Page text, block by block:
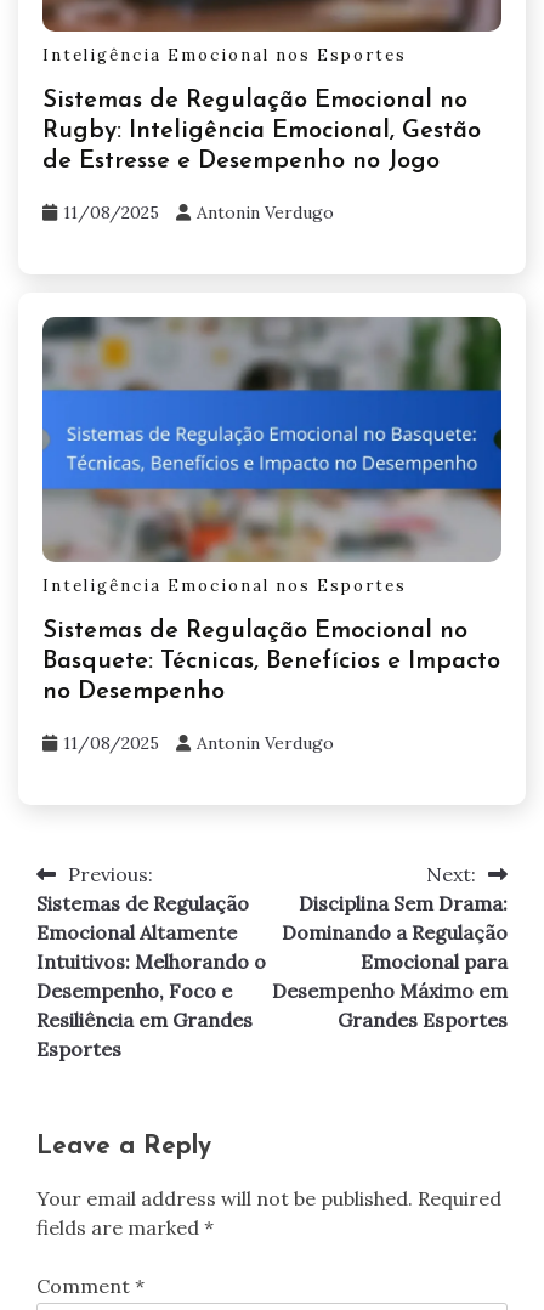
Quais estratégias os atletas podem
implementar para melhoria emocional
imediata?
Atletas podem implementar estratégias como
controlada para melhoria emocional imediata. O
permite que os atletas ensaiem mentalmente
desempenhos bem-sucedidos, aumentando a
confiança. Técnicas de respiração controlada
calma e foco. Esses métodos contribuem para a
resiliência mental e o bem-estar geral do atleta.
Related Posts
Inteligência Emocional nos Esportes
Sistemas de Regulação Emocional no
Rugby: Inteligência Emocional, Gestão
de Estresse e Desempenho no Jogo